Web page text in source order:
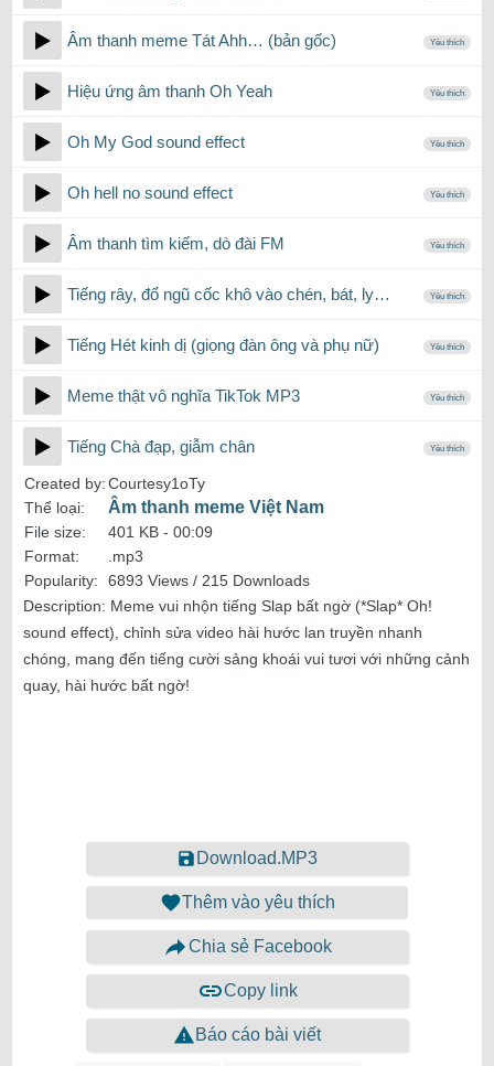
Âm thanh meme Tát Ahh… (bản gốc) Yêu thích
Hiệu ứng âm thanh Oh Yeah Yêu thích
Oh My God sound effect Yêu thích
Oh hell no sound effect Yêu thích
Âm thanh tìm kiếm, dò đài FM Yêu thích
Tiếng rây, đổ ngũ cốc khô vào chén, bát, ly… Yêu thích
Tiếng Hét kinh dị (giọng đàn ông và phụ nữ) Yêu thích
Meme thật vô nghĩa TikTok MP3 Yêu thích
Tiếng Chà đạp, giẫm chân Yêu thích
Created by:Courtesy1oTy
Thể loại:
Âm thanh meme Việt Nam
File size: 401 KB - 00:09
Format:
.mp3
Popularity:
6893 Views / 215 Downloads
Description: Meme vui nhộn tiếng Slap bất ngờ (*Slap* Oh!
sound effect), chỉnh sửa video hài hước lan truyền nhanh
chóng, mang đến tiếng cười sảng khoái vui tươi với những cảnh
quay, hài hước bất ngờ!
Download.MP3
Thêm vào yêu thích
Chia sẻ Facebook
Copy link
Báo cáo bài viết